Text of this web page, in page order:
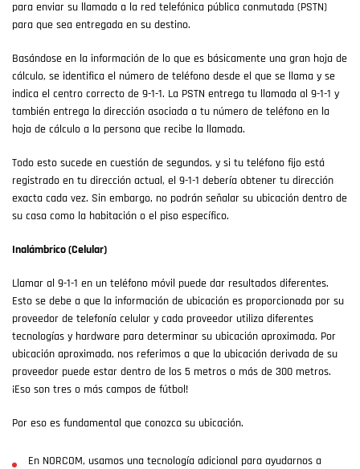
para enviar su llamada a la red telefónica pública conmutada (PSTN)
para que sea entregada en su destino.
Basándose en la información de lo que es básicamente una gran hoja de
cálculo, se identifica el número de teléfono desde el que se llama y se
indica el centro correcto de 9-1-1. La PSTN entrega tu llamada al 9-1-1 y
también entrega la dirección asociada a tu número de teléfono en la
hoja de cálculo a la persona que recibe la llamada.
Todo esto sucede en cuestión de segundos, y si tu teléfono fijo está
registrado en tu dirección actual, el 9-1-1 debería obtener tu dirección
exacta cada vez. Sin embargo, no podrán señalar su ubicación dentro de
su casa como la habitación o el piso específico.
Inalámbrico (Celular)
Llamar al 9-1-1 en un teléfono móvil puede dar resultados diferentes.
Esto se debe a que la información de ubicación es proporcionada por su
proveedor de telefonía celular y cada proveedor utiliza diferentes
tecnologías y hardware para determinar su ubicación aproximada. Por
ubicación aproximada, nos referimos a que la ubicación derivada de su
proveedor puede estar dentro de los 5 metros o más de 300 metros.
¡Eso son tres o más campos de fútbol!
Por eso es fundamental que conozca su ubicación.
En NORCOM, usamos una tecnología adicional para ayudarnos a